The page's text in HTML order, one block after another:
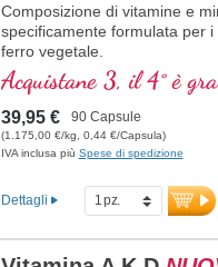
Composizione di vitamine e
specificamente formulata per i
ferro vegetale.
Acquistane 3, il 4° è
39,95 € 90 Capsule
(1.175,00 €/kg, 0,44 €/Capsula)
IVA inclusa più Spese di spedizione
Dettagli